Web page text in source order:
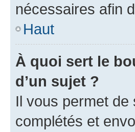
nécessaires afin
Haut
À quoi sert le
d’un sujet ?
Il vous permet
complétés et